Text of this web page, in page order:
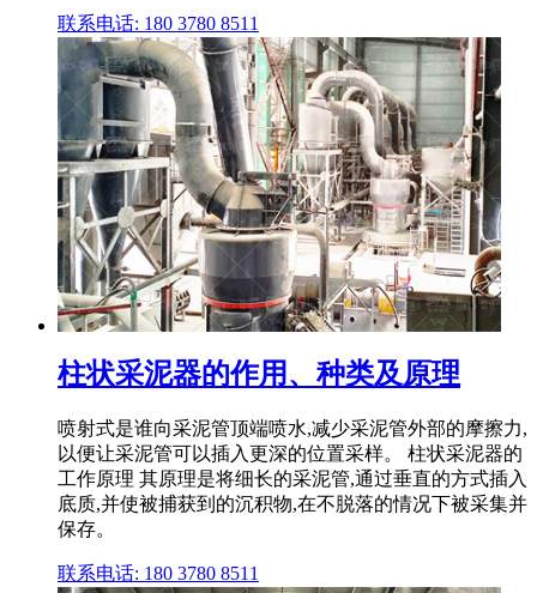
联系电话: 180 3780 8511
柱状采泥器的作用、种类及原理
喷射式是谁向采泥管顶端喷水,减少采泥管外部的摩擦力,
以便让采泥管可以插入更深的位置采样。 柱状采泥器的
工作原理 其原理是将细长的采泥管,通过垂直的方式插入
底质,并使被捕获到的沉积物,在不脱落的情况下被采集并
保存。
联系电话: 180 3780 8511